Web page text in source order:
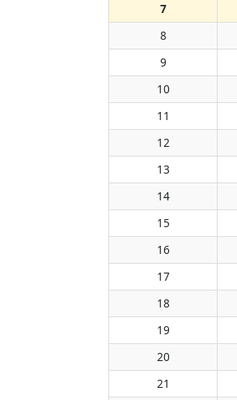
7
8
9
10
11
12
13
14
15
16
17
18
19
20
21